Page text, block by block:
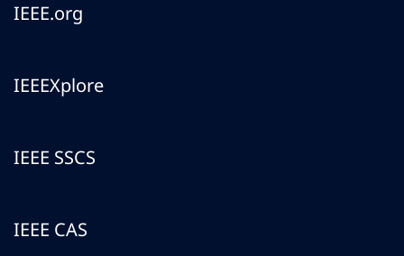
IEEE.org
IEEEXplore
IEEE SSCS
IEEE CAS